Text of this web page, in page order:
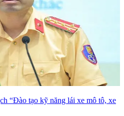
“Đào tạo kỹ năng lái xe mô tô, xe